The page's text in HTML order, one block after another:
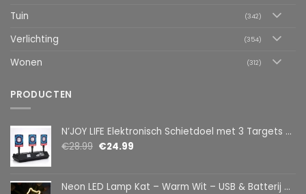
Tuin (342)
Verlichting (354)
Wonen (312)
PRODUCTEN
N’JOY LIFE Elektronisch Schietdoel met 3 Targets – Automatische Reset – Digitaal Scorebord – voor Foam Darts
€28.99 €24.99
Neon LED Lamp Kat – Warm Wit – USB & Batterij – Decoratieve Tafellamp voor Kinderkamer – 28,5 x 24,5 cm